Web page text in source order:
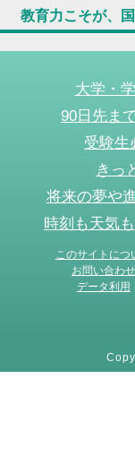
教育力こそが、国
大学・
90日先ま
受験生
きっ
将来の夢や
時刻も天気
このサイトにつ
お問い合わせ
データ利用